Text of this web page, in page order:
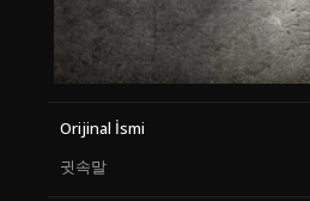
Orijinal İsmi
귓속말